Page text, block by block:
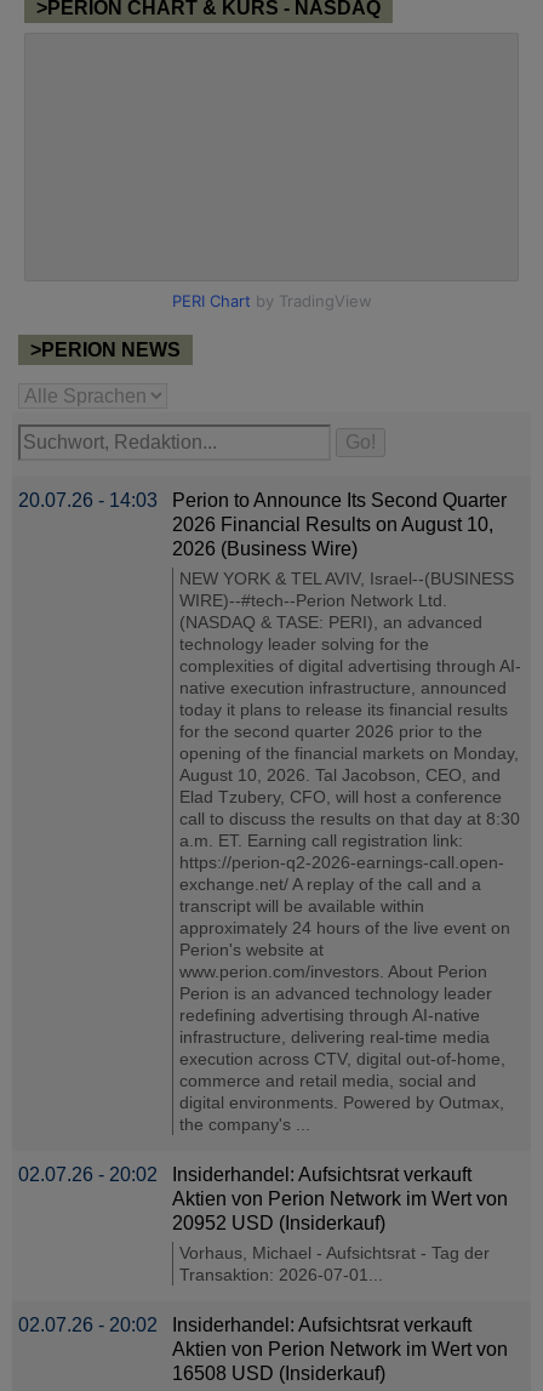
>PERION CHART & KURS - NASDAQ
>PERION NEWS
20.07.26 - 14:03
Perion to Announce Its Second Quarter
2026 Financial Results on August 10,
2026 (Business Wire)
NEW YORK & TEL AVIV, Israel--(BUSINESS
WIRE)--#tech--Perion Network Ltd.
(NASDAQ & TASE: PERI), an advanced
technology leader solving for the
complexities of digital advertising through AI-
native execution infrastructure, announced
today it plans to release its financial results
for the second quarter 2026 prior to the
opening of the financial markets on Monday,
August 10, 2026. Tal Jacobson, CEO, and
Elad Tzubery, CFO, will host a conference
call to discuss the results on that day at 8:30
a.m. ET. Earning call registration link:
https://perion-q2-2026-earnings-call.open-
exchange.net/ A replay of the call and a
transcript will be available within
approximately 24 hours of the live event on
Perion's website at
www.perion.com/investors. About Perion
Perion is an advanced technology leader
redefining advertising through AI-native
infrastructure, delivering real-time media
execution across CTV, digital out-of-home,
commerce and retail media, social and
digital environments. Powered by Outmax,
the company's ...
02.07.26 - 20:02
Insiderhandel: Aufsichtsrat verkauft
Aktien von Perion Network im Wert von
20952 USD (Insiderkauf)
Vorhaus, Michael - Aufsichtsrat - Tag der
Transaktion: 2026-07-01...
02.07.26 - 20:02
Insiderhandel: Aufsichtsrat verkauft
Aktien von Perion Network im Wert von
16508 USD (Insiderkauf)